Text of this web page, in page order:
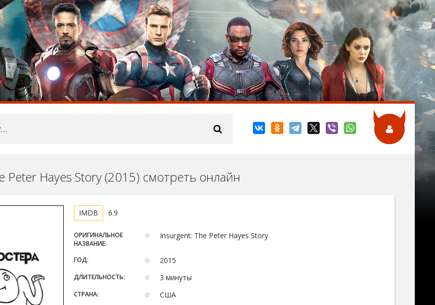
Peter Hayes Story (2015) смотреть онлайн
6.9
ОРИГИНАЛЬНОЕ
НАЗВАНИЕ:
Insurgent: The Peter Hayes Story
ГОД: 2015
ДЛИТЕЛЬНОСТЬ: 3 минуты
СТРАНА: США